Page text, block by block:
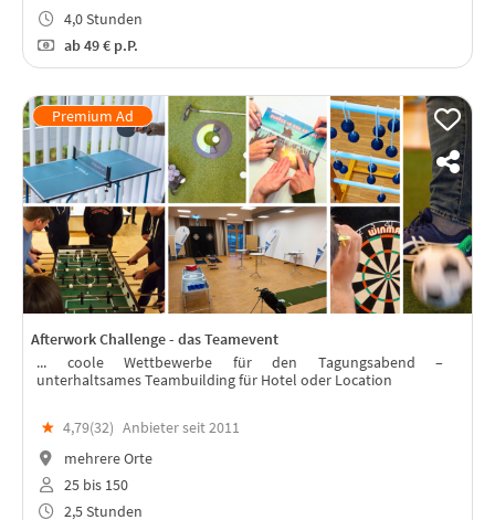
4,0 Stunden
ab49 € p.P.
Afterwork Challenge - das Teamevent
... coole Wettbewerbe für den Tagungsabend –
unterhaltsames Teambuilding für Hotel oder Location
★ 4,79(32) Anbieter seit 2011
mehrere Orte
25 bis 150
2,5 Stunden